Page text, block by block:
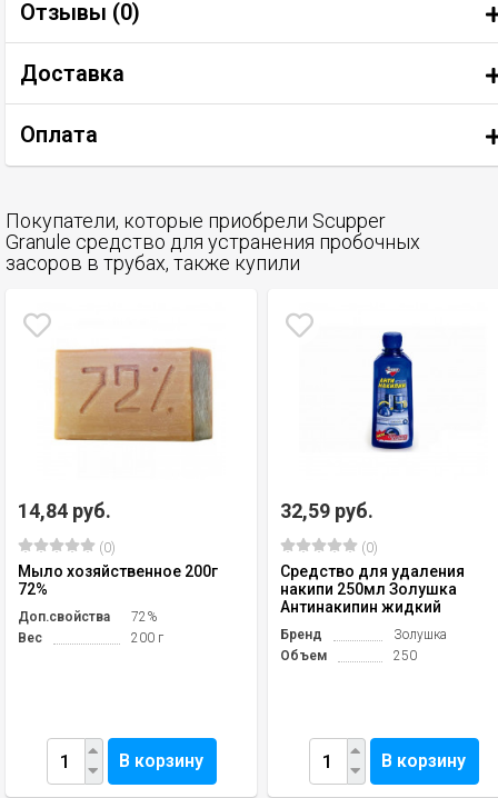
Отзывы (0)
Доставка
Оплата
Покупатели, которые приобрели Scupper
Granule средство для устранения пробочных
засоров в трубах, также купили
14,84 руб.
(0)
Мыло хозяйственное 200г
72%
Доп.свойства
72%
Вес
200 г
В корзину
32,59 руб.
(0)
Средство для удаления
накипи 250мл Золушка
Антинакипин жидкий
Бренд
Золушка
Объем
250
В корзину